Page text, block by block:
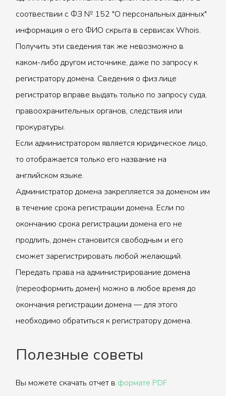
соотвествии с ФЗ № 152 "О персональных данных"
информация о его ФИО скрыта в сервисах Whois.
Получить эти сведения так же невозможно в
каком-либо другом источнике, даже по запросу к
регистратору домена. Сведения о физ.лице
регистратор вправе выдать только по запросу суда,
правоохранительных органов, следствия или
прокуратуры.
Если администратором является юридическое лицо,
то отображается только его название на
английском языке.
Администратор домена закрепляется за доменом им
в течение срока регистрации домена. Если по
окончанию срока регистрации домена его не
продлить, домен становится свободным и его
сможет зарегистрировать любой желающий.
Передать права на администрирование домена
(переоформить домен) можно в любое время до
окончания регистрации домена — для этого
необходимо обратиться к регистратору домена.
Полезные советы
Вы можете скачать отчет в формате PDF